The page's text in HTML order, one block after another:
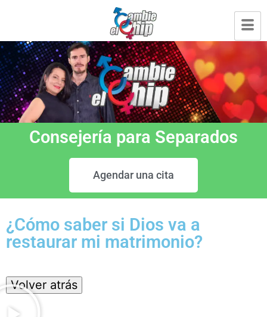
Consejería para Separados
Agendar una cita
¿Cómo saber si Dios va a
restaurar mi matrimonio?